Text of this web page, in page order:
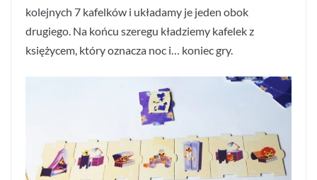
kolejnych 7 kafelków i układamy je jeden obok
drugiego. Na końcu szeregu kładziemy kafelek z
księżycem, który oznacza noc i… koniec gry.